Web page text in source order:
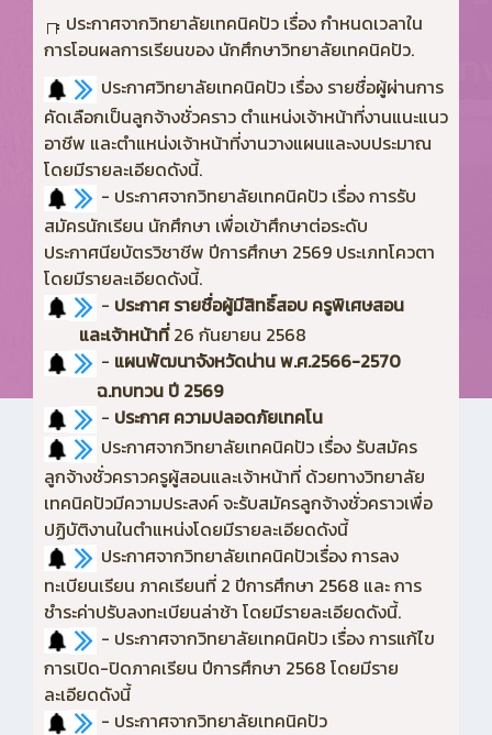
ประกาศจากวิทยาลัยเทคนิคปัว เรื่อง กำหนดเวลาใน
การโอนผลการเรียนของ นักศึกษาวิทยาลัยเทคนิคปัว.
ประกาศวิทยาลัยเทคนิคปัว เรื่อง รายชื่อผู้ผ่านการ
คัดเลือกเป็นลูกจ้างชั่วคราว ตำแหน่งเจ้าหน้าที่งานแนะแนว
อาชีพ และตำแหน่งเจ้าหน้าที่งานวางแผนและงบประมาณ
โดยมีรายละเอียดดังนี้.
- ประกาศจากวิทยาลัยเทคนิคปัว เรื่อง การรับ
สมัครนักเรียน นักศึกษา เพื่อเข้าศึกษาต่อระดับ
ประกาศนียบัตรวิชาชีพ ปีการศึกษา 2569 ประเภทโควตา
โดยมีรายละเอียดดังนี้.
- ประกาศ รายชื่อผู้มีสิทธิ์สอบ ครูพิเศษสอน
และเจ้าหน้าที่26 กันยายน 2568
- แผนพัฒนาจังหวัดน่าน พ.ศ.2566-2570
ฉ.ทบทวน ปี 2569
- ประกาศ ความปลอดภัยเทคโน
ประกาศจากวิทยาลัยเทคนิคปัว เรื่อง รับสมัคร
ลูกจ้างชั่วคราวครูผู้สอนและเจ้าหน้าที่ ด้วยทางวิทยาลัย
เทคนิคปัวมีความประสงค์ จะรับสมัครลูกจ้างชั่วคราวเพื่อ
ปฏิบัติงานในตำแหน่งโดยมีรายละเอียดดังนี้
ประกาศจากวิทยาลัยเทคนิคปัวเรื่อง การลง
ทะเบียนเรียน ภาคเรียนที่ 2 ปีการศึกษา 2568 และ การ
ชำระค่าปรับลงทะเบียนล่าช้า โดยมีรายละเอียดดังนี้.
- ประกาศจากวิทยาลัยเทคนิคปัว เรื่อง การแก้ไข
การเปิด-ปิดภาคเรียน ปีการศึกษา 2568 โดยมีราย
ละเอียดดังนี้
- ประกาศจากวิทยาลัยเทคนิคปัว